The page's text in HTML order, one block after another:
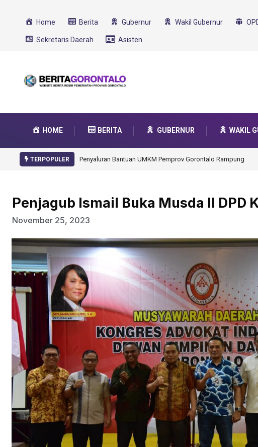
Home Berita Gubernur Wakil Gubernur
Sekretaris Daerah Asisten
HOME BERITA GUBERNUR WAKIL
TERPOPULER Gorontalo Ikut Dukung Program SMA Unggul Garuda
Penjagub Ismail Buka Musda II DPD
November 25, 2023